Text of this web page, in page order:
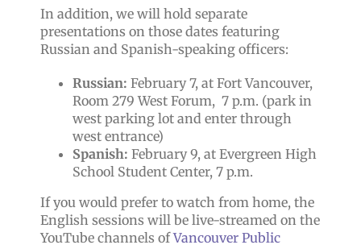
In addition, we will hold separate
presentations on those dates featuring
Russian and Spanish-speaking officers:
Russian: February 7, at Fort Vancouver,
Room 279 West Forum, 7 p.m. (park in
west parking lot and enter through
west entrance)
Spanish: February 9, at Evergreen High
School Student Center, 7 p.m.
If you would prefer to watch from home, the
English sessions will be live-streamed on the
YouTube channels ofVancouver Public